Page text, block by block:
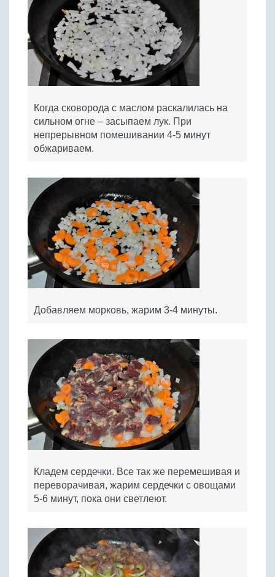
Когда сковорода с маслом раскалилась на
сильном огне – засыпаем лук. При
непрерывном помешивании 4-5 минут
обжариваем.
Добавляем морковь, жарим 3-4 минуты.
Кладем сердечки. Все так же перемешивая и
переворачивая, жарим сердечки с овощами
5-6 минут, пока они светлеют.